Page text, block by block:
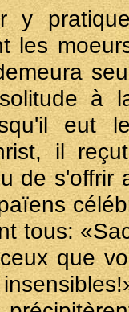
y
les
à
eut
il
de s'offrir
tous:
que